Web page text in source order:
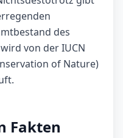
des
von der IUCN
of Nature)
Fakten